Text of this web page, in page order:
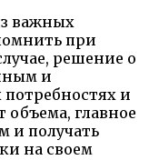
важных
при
решение о
и
и
объема, главное
и получать
на своем